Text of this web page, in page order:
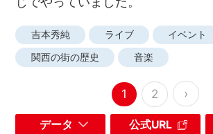
吉本秀純 ライブ
イベント
関西の街の歴史
音楽
1 2 ›
データ 公式URL